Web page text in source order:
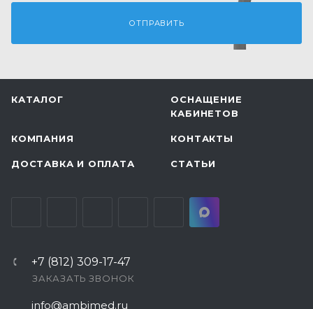
КАТАЛОГ
ОСНАЩЕНИЕ
КАБИНЕТОВ
КОМПАНИЯ КОНТАКТЫ
ДОСТАВКА И ОПЛАТА СТАТЬИ
+7 (812) 309-17-47
ЗАКАЗАТЬ ЗВОНОК
info@ambimed.ru